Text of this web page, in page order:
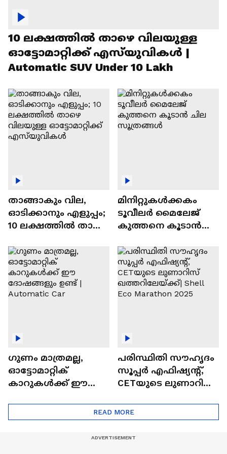
10 ലക്ഷത്തിൽ താഴെ വിലയുള്ള
ഓട്ടോമാറ്റിക്ക് എസ്‍യുവികൾ |
Automatic SUV Under 10 Lakh
താങ്ങാകും വില,
ഓടിക്കാനും എളുപ്പം;
10 ലക്ഷത്തിൽ താഴെ
ഓട്ടോമാറ്റിക്ക്
എസ്‍യുവികൾ
മിനിറ്റുകൾക്കകം
ടൂവീലർ മൈലേജ്
കുത്തനെ കൂടാൻ
ഗുണം മാത്രമല്ല,
ഓട്ടോമാറ്റിക്
കാറുകൾക്ക് ഈ
പരിസ്ഥിതി സൗഹൃദം
സൂപ്പർ എഫിഷ്യന്റ്,
CETയുടെ ലുണാറിസ്
Eco Marathon 2025
READ MORE